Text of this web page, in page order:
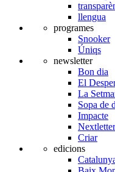
llengua
programes
Snooker
Úniqs
newsletter
Bon dia
El
La
Sopa de
Impacte
Nextletter
Criar
edicions